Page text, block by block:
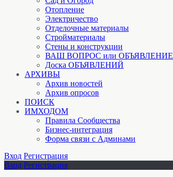
Отопление
Электричество
Отделочные материалы
Стройматериалы
Стены и конструкции
ВАШ ВОПРОС или ОБЪЯВЛЕНИЕ
Доска ОБЪЯВЛЕНИЙ
АРХИВЫ
Архив новостей
Архив опросов
ПОИСК
ИМХОДОМ
Правила Сообщества
Бизнес-интеграция
Форма связи с Админами
Вход Регистрация
Вход Регистрация